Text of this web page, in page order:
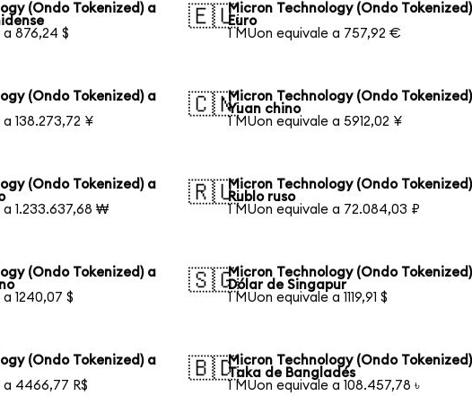
(Ondo Tokenized) a
a 876,24 $
🇪🇺Micron Technology (Ondo
Euro
1 MUon equivale a 757,92 €
(Ondo Tokenized) a
138.273,72 ¥
🇨🇳Micron Technology (Ondo
Yuan chino
1 MUon equivale a 5912,02 ¥
(Ondo Tokenized) a
a 1.233.637,68 ₩
🇷🇺Micron Technology (Ondo
Rublo ruso
1 MUon equivale a 72.084,03 ₽
(Ondo Tokenized) a
1240,07 $
🇸🇬Micron Technology (Ondo
Dólar de Singapur
1 MUon equivale a 1119,91 $
(Ondo Tokenized) a
a 4466,77 R$
🇧🇩Micron Technology (Ondo
Taka de Bangladés
1 MUon equivale a 108.457,78 ৳